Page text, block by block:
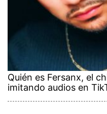
Quién es Fersanx, el
imitando audios en